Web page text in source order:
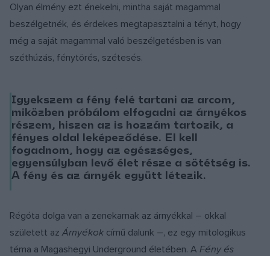
Olyan élmény ezt énekelni, mintha saját magammal
beszélgetnék, és érdekes megtapasztalni a tényt, hogy
még a saját magammal való beszélgetésben is van
széthúzás, fénytörés, szétesés.
Igyekszem a fény felé tartani az arcom,
miközben próbálom elfogadni az árnyékos
részem, hiszen az is hozzám tartozik, a
fényes oldal leképeződése. El kell
fogadnom, hogy az egészséges,
egyensúlyban levő élet része a sötétség is.
A fény és az árnyék együtt létezik.
Régóta dolga van a zenekarnak az árnyékkal – okkal
született azÁrnyékok című dalunk –, ez egy mitologikus
téma a Magashegyi Underground életében. A Fény és